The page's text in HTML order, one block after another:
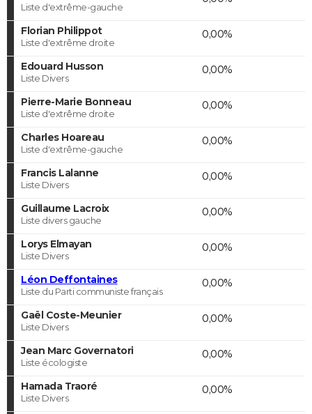
Liste d'extrême-gauche
Florian Philippot
Liste d'extrême droite
0,00%
Edouard Husson
Liste Divers
0,00%
Pierre-Marie Bonneau
Liste d'extrême droite
0,00%
Charles Hoareau
Liste d'extrême-gauche
0,00%
Francis Lalanne
Liste Divers
0,00%
Guillaume Lacroix
Liste divers gauche
0,00%
Lorys Elmayan
Liste Divers
0,00%
Léon Deffontaines
Liste du Parti communiste français
0,00%
Gaël Coste-Meunier
Liste Divers
0,00%
Jean Marc Governatori
Liste écologiste
0,00%
Hamada Traoré
Liste Divers
0,00%